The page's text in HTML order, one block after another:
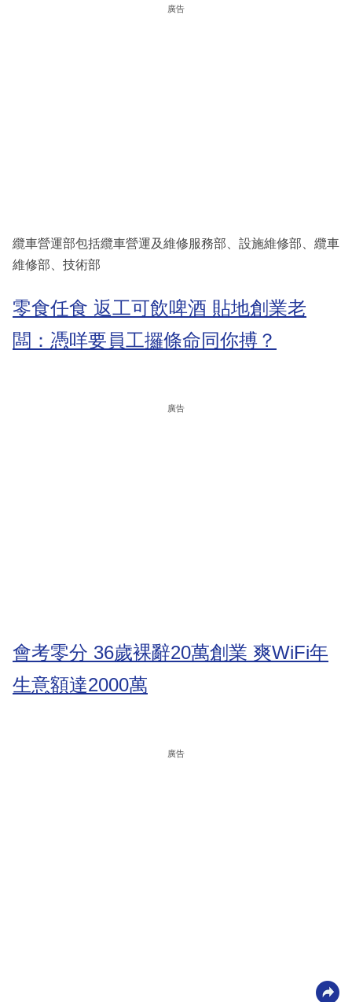
廣告
纜車營運部包括纜車營運及維修服務部、設施維修部、纜車
維修部、技術部
零食任食 返工可飲啤酒 貼地創業老
闆：憑咩要員工攞條命同你搏？
廣告
會考零分 36歲裸辭20萬創業 爽WiFi年
生意額達2000萬
廣告